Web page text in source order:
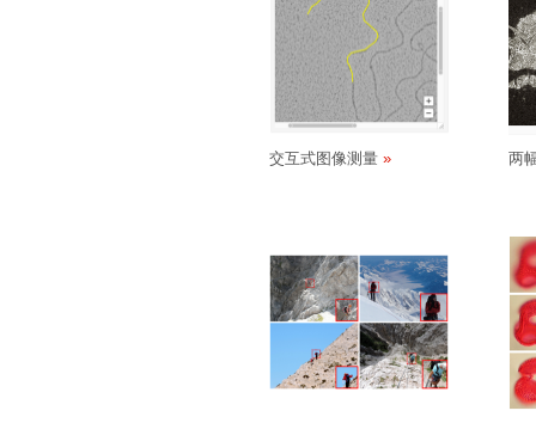
交互式图像测量 两